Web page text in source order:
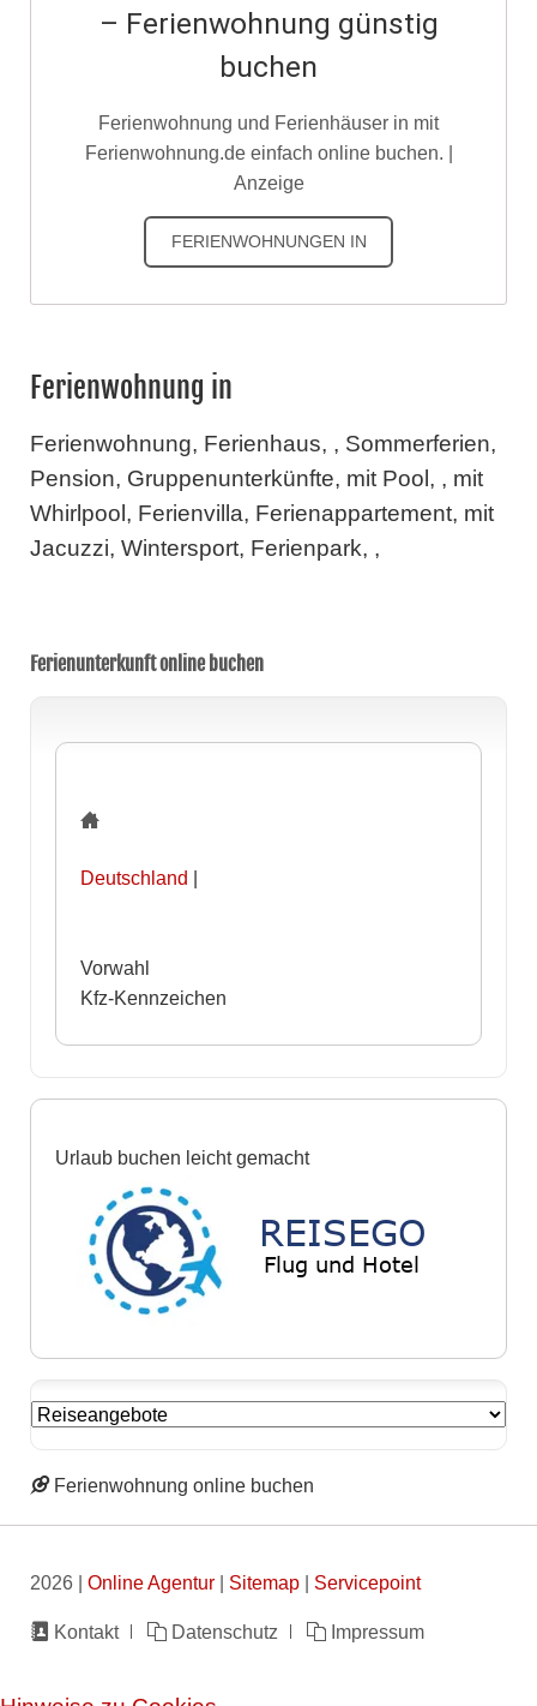
– Ferienwohnung günstig
buchen
Ferienwohnung und Ferienhäuser in mit
Ferienwohnung.de einfach online buchen. |
Anzeige
FERIENWOHNUNGEN IN
Ferienwohnung in
Ferienwohnung, Ferienhaus, , Sommerferien,
Pension, Gruppenunterkünfte, mit Pool, , mit
Whirlpool, Ferienvilla, Ferienappartement, mit
Jacuzzi, Wintersport, Ferienpark, ,
Ferienunterkunft online buchen
Deutschland |
Vorwahl
Kfz-Kennzeichen
Urlaub buchen leicht gemacht
Ferienwohnung online buchen
2026 | Online Agentur| Sitemap| Servicepoint
Navigation
Kontakt Datenschutz Impressum